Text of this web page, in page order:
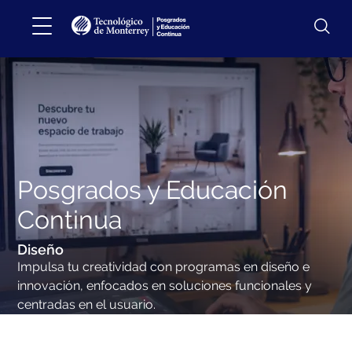
Posgrados y Educación
Continua
Diseño
Impulsa tu creatividad con programas en diseño e
innovación, enfocados en soluciones funcionales y
centradas en el usuario.